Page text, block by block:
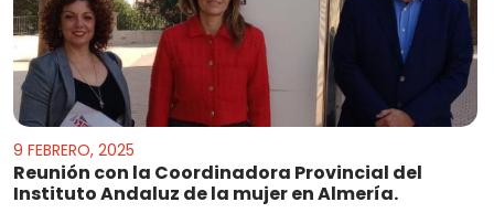
9 FEBRERO, 2025
Reunión con la Coordinadora Provincial del
Instituto Andaluz de la mujer en Almería.